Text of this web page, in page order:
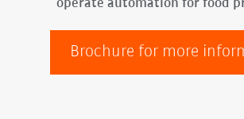
operate automation for food
Brochure for more